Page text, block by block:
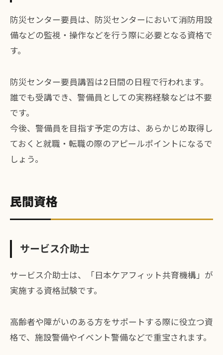
防災センター要員は、防災センターにおいて消防用設
備などの監視・操作などを行う際に必要となる資格で
す。
防災センター要員講習は2日間の日程で行われます。
誰でも受講でき、警備員としての実務経験などは不要
です。
今後、警備員を目指す予定の方は、あらかじめ取得し
ておくと就職・転職の際のアピールポイントになるで
しょう。
民間資格
サービス介助士
サービス介助士は、「日本ケアフィット共育機構」が
実施する資格試験です。
高齢者や障がいのある方をサポートする際に役立つ資
格で、施設警備やイベント警備などで重宝されます。